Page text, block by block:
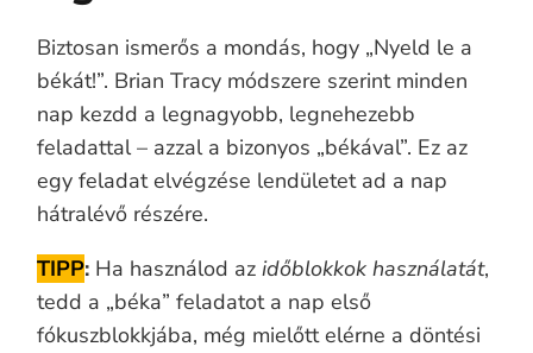
Biztosan ismerős a mondás, hogy „Nyeld le a
békát!”. Brian Tracy módszere szerint minden
nap kezdd a legnagyobb, legnehezebb
feladattal – azzal a bizonyos „békával”. Ez az
egy feladat elvégzése lendületet ad a nap
hátralévő részére.
TIPP: Ha használod az időblokkok használatát,
tedd a „béka” feladatot a nap első
fókuszblokkjába, még mielőtt elérne a döntési